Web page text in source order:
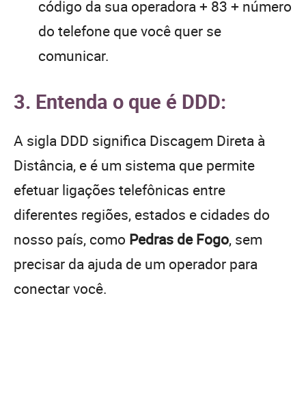
código da sua operadora + 83 + número
do telefone que você quer se
comunicar.
3. Entenda o que é DDD:
A sigla DDD significa Discagem Direta à
Distância, e é um sistema que permite
efetuar ligações telefônicas entre
diferentes regiões, estados e cidades do
nosso país, como Pedras de Fogo, sem
precisar da ajuda de um operador para
conectar você.